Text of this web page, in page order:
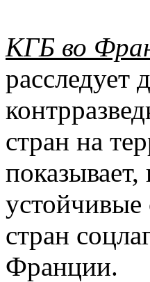
КГБ во
расследует
стран на
устойчивые
стран
Франции.